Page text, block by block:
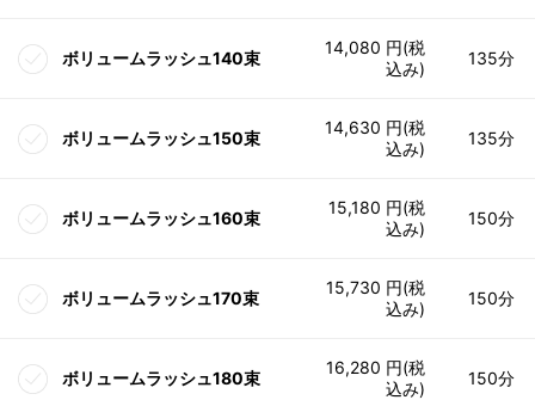
ボリュームラッシュ140束
14,080 円(税
込み)
135分
ボリュームラッシュ150束
14,630 円(税
込み)
135分
ボリュームラッシュ160束
15,180 円(税
込み)
150分
ボリュームラッシュ170束
15,730 円(税
込み)
150分
ボリュームラッシュ180束
16,280 円(税
込み)
150分